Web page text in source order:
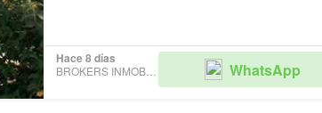
Hace 8 días
BROKERS INMOBILIARIOS WhatsApp